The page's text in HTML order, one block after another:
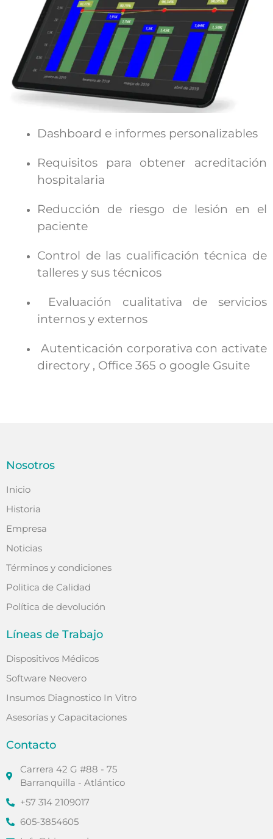
Dashboard e informes personalizables
Requisitos para obtener acreditación
hospitalaria
Reducción de riesgo de lesión en el
paciente
Control de las cualificación técnica de
talleres y sus técnicos
Evaluación cualitativa de servicios
internos y externos
Autenticación corporativa con activate
directory , Office 365 o google Gsuite
Nosotros
Inicio
Historia
Empresa
Noticias
Términos y condiciones
Politica de Calidad
Política de devolución
Líneas de Trabajo
Dispositivos Médicos
Software Neovero
Insumos Diagnostico In Vitro
Asesorías y Capacitaciones
Contacto
Carrera 42 G #88 - 75
Barranquilla - Atlántico
+57 314 2109017
605-3854605